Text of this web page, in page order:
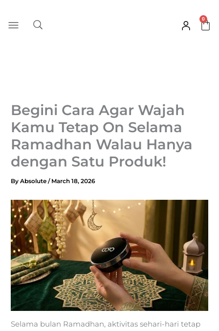
content
0
Begini Cara Agar Wajah
Kamu Tetap On Selama
Ramadhan Walau Hanya
dengan Satu Produk!
ByAbsolute/ March 18, 2026
Selama bulan Ramadhan, aktivitas sehari-hari tetap